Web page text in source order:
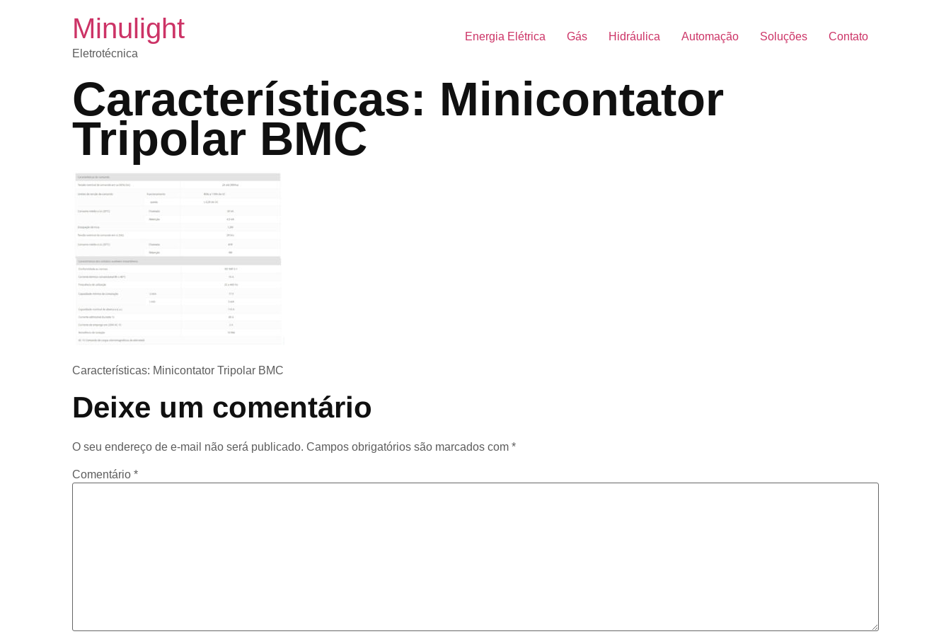
Minulight
Eletrotécnica
Energia Elétrica Gás Hidráulica Automação Soluções Contato
Características: Minicontator
Tripolar BMC
Características: Minicontator Tripolar BMC
Deixe um comentário
O seu endereço de e-mail não será publicado. Campos obrigatórios são marcados com *
Comentário *